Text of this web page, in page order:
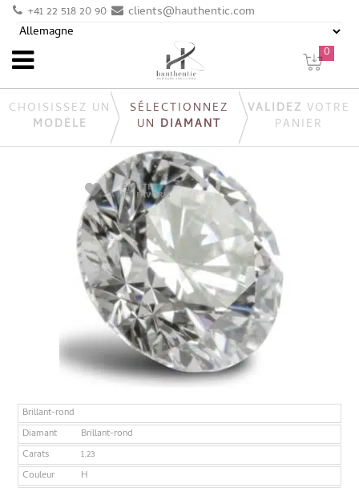
+41 22 518 20 90 clients@hauthentic.com
0
CHOISISSEZ UN
MODÈLE
SÉLECTIONNEZ
UN DIAMANT
VALIDEZ VOTRE
PANIER
AJOUTER
À MES FAVORIS
Brillant-rond
Diamant
Brillant-rond
Carats
1.23
Couleur
H